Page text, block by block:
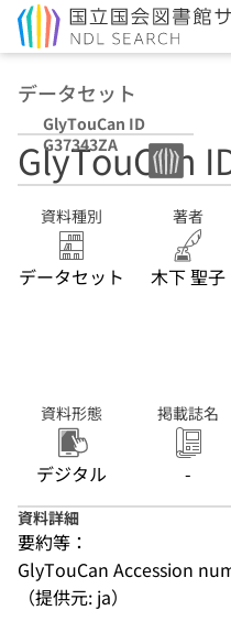
データセット
GlyTouCan ID
G37343ZA
GlyTouCan
資料種別
データセット
著者
木下 聖子
資料形態
デジタル
掲載誌名
-
資料詳細
要約等：
GlyTouCan Accession
（提供元: ja）